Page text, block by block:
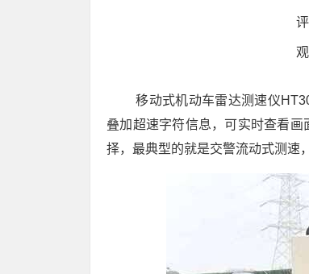
评
移动式机动车雷达测速仪
叠加超速字符信息，可实时查看
择，最典型的就是交警流动式测速